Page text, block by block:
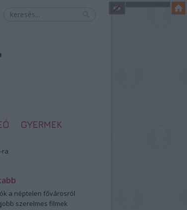
GYERMEK
ra
a néptelen fővárosról
szerelmes filmek